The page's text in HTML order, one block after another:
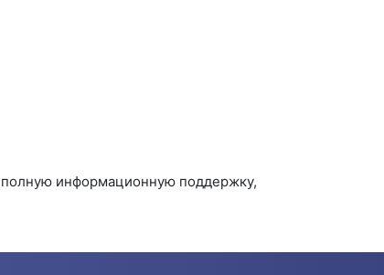
информационную поддержку,